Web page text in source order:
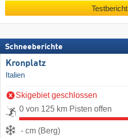
Testbericht
Schneeberichte
Kronplatz
Italien
Skigebiet geschlossen
0 von 125 km Pisten offen
- cm (Berg)